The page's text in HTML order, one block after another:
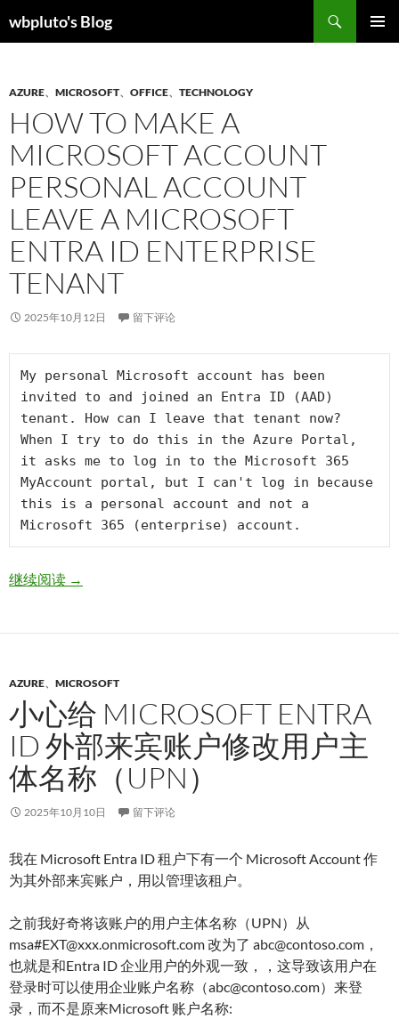
至wbpluto's Blog
索
AZURE、 MICROSOFT、 OFFICE、 TECHNOLOGY
HOW TO MAKE A
MICROSOFT ACCOUNT
PERSONAL ACCOUNT
LEAVE A MICROSOFT
ENTRA ID ENTERPRISE
TENANT
2025年10月12日 留下评论
My personal Microsoft account has been
invited to and joined an Entra ID (AAD)
tenant. How can I leave that tenant now?
When I try to do this in the Azure Portal,
it asks me to log in to the Microsoft 365
MyAccount portal, but I can't log in because
this is a personal account and not a
Microsoft 365 (enterprise) account.
继续阅读How to make a Microsoft Account personal account
→
AZURE、 MICROSOFT
小心给 MICROSOFT ENTRA
ID 外部来宾账户修改用户主
体名称（UPN）
2025年10月10日 留下评论
我在 Microsoft Entra ID 租户下有一个 Microsoft Account 作
为其外部来宾账户，用以管理该租户。
之前我好奇将该账户的用户主体名称（UPN）从
msa#EXT@xxx.onmicrosoft.com 改为了 abc@contoso.com，
也就是和Entra ID 企业用户的外观一致，，这导致该用户在
登录时可以使用企业账户名称（abc@contoso.com）来登
录，而不是原来Microsoft 账户名称: